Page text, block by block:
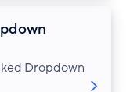
Dropdown